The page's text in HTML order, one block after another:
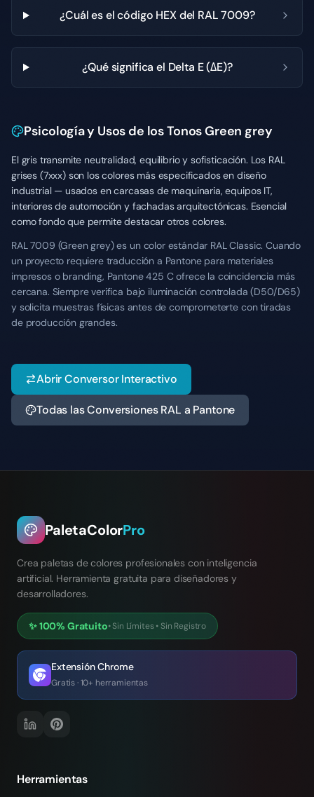
¿Cuál es el código HEX del RAL 7009?
¿Qué significa el Delta E (ΔE)?
Psicología y Usos de los Tonos Green grey
El gris transmite neutralidad, equilibrio y sofisticación. Los RAL
grises (7xxx) son los colores más especificados en diseño
industrial — usados en carcasas de maquinaria, equipos IT,
interiores de automoción y fachadas arquitectónicas. Esencial
como fondo que permite destacar otros colores.
RAL 7009 (Green grey) es un color estándar RAL Classic. Cuando
un proyecto requiere traducción a Pantone para materiales
impresos o branding, Pantone 425 C ofrece la coincidencia más
cercana. Siempre verifica bajo iluminación controlada (D50/D65)
y solicita muestras físicas antes de comprometerte con tiradas
de producción grandes.
Abrir Conversor Interactivo
Todas las Conversiones RAL a Pantone
PaletaColorPro
Crea paletas de colores profesionales con inteligencia
artificial. Herramienta gratuita para diseñadores y
desarrolladores.
✨100% Gratuito•Sin Límites• Sin Registro
Extensión Chrome
Gratis · 10+ herramientas
Herramientas